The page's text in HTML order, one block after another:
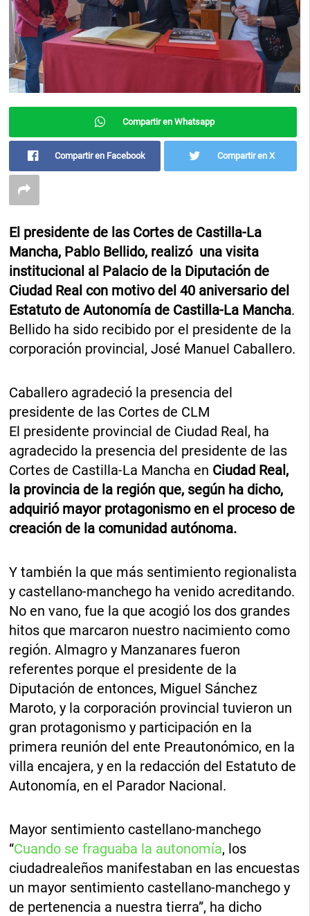
Compartir en Whatsapp
Compartir en Facebook Compartir en X
El presidente de las Cortes de Castilla-La
Mancha, Pablo Bellido, realizó una visita
institucional al Palacio de la Diputación de
Ciudad Real con motivo del 40 aniversario del
Estatuto de Autonomía de Castilla-La Mancha.
Bellido ha sido recibido por el presidente de la
corporación provincial, José Manuel Caballero.
Caballero agradeció la presencia del
presidente de las Cortes de CLM
El presidente provincial de Ciudad Real, ha
agradecido la presencia del presidente de las
Cortes de Castilla-La Mancha en Ciudad Real,
la provincia de la región que, según ha dicho,
adquirió mayor protagonismo en el proceso de
creación de la comunidad autónoma.
Y también la que más sentimiento regionalista
y castellano-manchego ha venido acreditando.
No en vano, fue la que acogió los dos grandes
hitos que marcaron nuestro nacimiento como
región. Almagro y Manzanares fueron
referentes porque el presidente de la
Diputación de entonces, Miguel Sánchez
Maroto, y la corporación provincial tuvieron un
gran protagonismo y participación en la
primera reunión del ente Preautonómico, en la
villa encajera, y en la redacción del Estatuto de
Autonomía, en el Parador Nacional.
Mayor sentimiento castellano-manchego
“Cuando se fraguaba la autonomía, los
ciudadrealeños manifestaban en las encuestas
un mayor sentimiento castellano-manchego y
de pertenencia a nuestra tierra”, ha dicho